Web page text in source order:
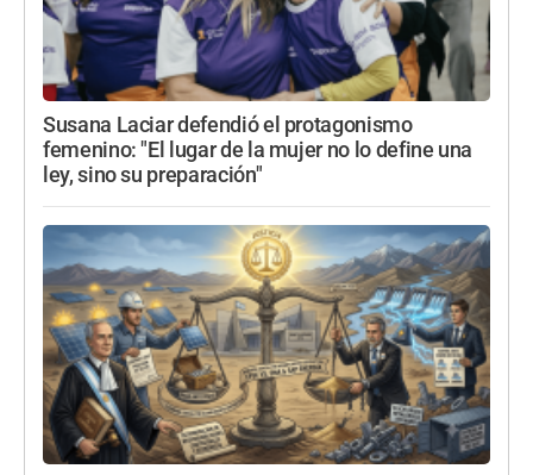
Susana Laciar defendió el protagonismo
femenino: "El lugar de la mujer no lo define una
ley, sino su preparación"